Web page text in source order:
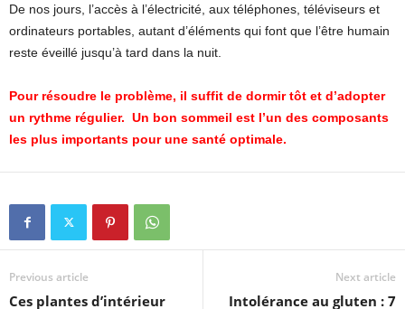
De nos jours, l’accès à l’électricité, aux téléphones, téléviseurs et
ordinateurs portables, autant d’éléments qui font que l’être humain
reste éveillé jusqu’à tard dans la nuit.
Pour résoudre le problème, il suffit de dormir tôt et d’adopter
un rythme régulier. Un bon sommeil est l’un des composants
les plus importants pour une santé optimale.
Previous article
Ces plantes d’intérieur
Next article
Intolérance au gluten : 7